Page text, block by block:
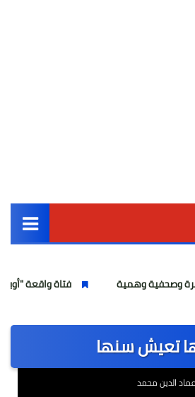
أخبار مصر
عالمى
الرياضة
فتاة واقعة "أوبر" تواجه تهمة
تعيش سنها
عماد الدين محمد